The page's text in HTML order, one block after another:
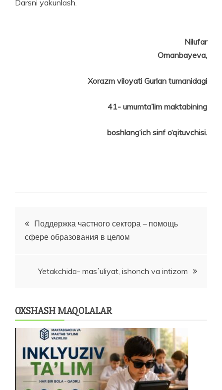
Darsni yakunlash.
Nilufar
Omanbayeva,
Xorazm viloyati Gurlan tumanidagi
41- umumta’lim maktabining
boshlang‘ich sinf o‘qituvchisi.
Post
menyusi
Поддержка частного сектора – помощь
сфере образования в целом
Yetakchida- masʼuliyat, ishonch va intizom
OXSHASH MAQOLALAR